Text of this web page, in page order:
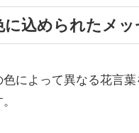
に込められたメッ
によって異なる花言